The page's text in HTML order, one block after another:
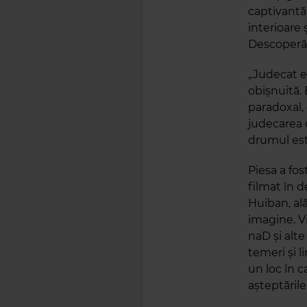
interioare
„Judecat
obișnuită.
judecarea
drumul
Piesa a
filmat în
Huiban,
imagine.
naD și
temeri și
un loc în